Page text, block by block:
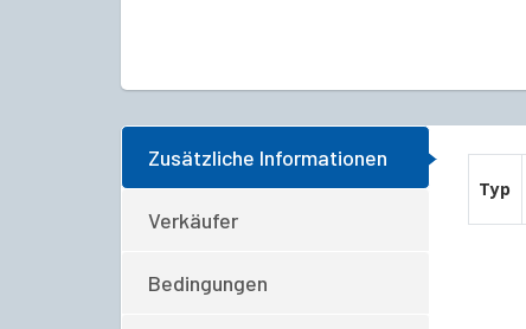
Zusätzliche Informationen
Verkäufer
Bedingungen
Typ